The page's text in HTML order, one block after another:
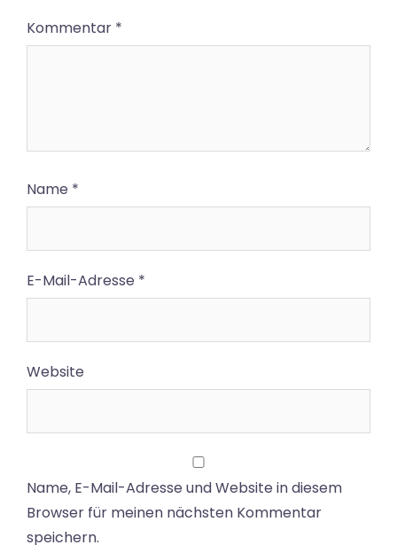
Kommentar *
Name *
E-Mail-Adresse *
Website
Name, E-Mail-Adresse und Website in diesem
Browser für meinen nächsten Kommentar
speichern.